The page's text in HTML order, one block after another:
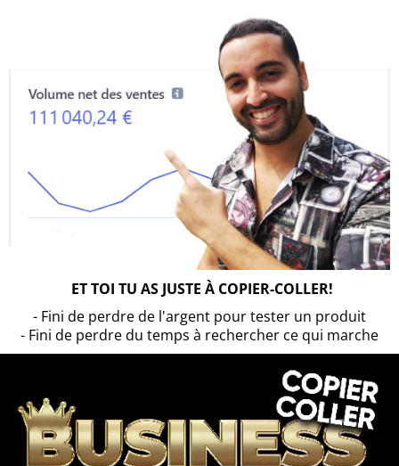
ET TOI TU AS JUSTE À COPIER-COLLER!
- Fini de perdre de l'argent pour tester un produit
- Fini de perdre du temps à rechercher ce qui marche